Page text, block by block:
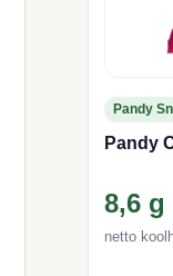
Pandy
Pandy
8,6 g
netto